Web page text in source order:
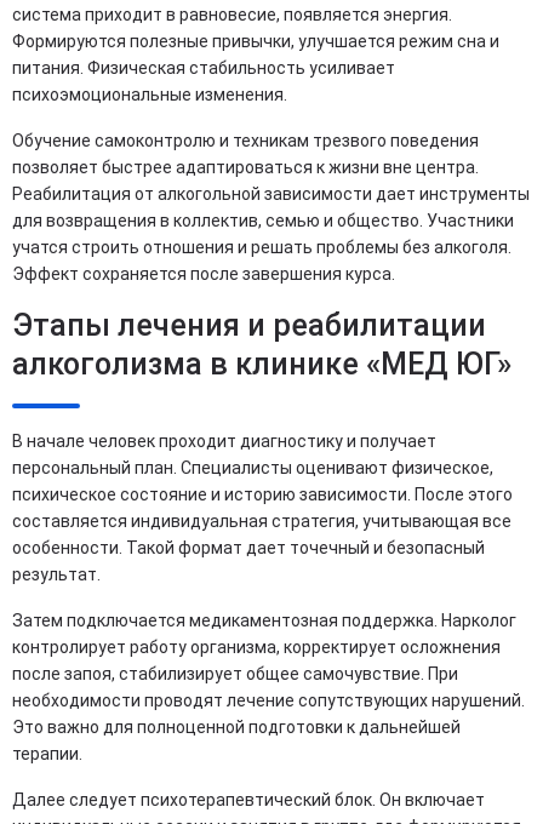
система приходит в равновесие, появляется энергия.
Формируются полезные привычки, улучшается режим сна и
питания. Физическая стабильность усиливает
психоэмоциональные изменения.
Обучение самоконтролю и техникам трезвого поведения
позволяет быстрее адаптироваться к жизни вне центра.
Реабилитация от алкогольной зависимости дает инструменты
для возвращения в коллектив, семью и общество. Участники
учатся строить отношения и решать проблемы без алкоголя.
Эффект сохраняется после завершения курса.
Этапы лечения и реабилитации
алкоголизма в клинике «МЕД ЮГ»
В начале человек проходит диагностику и получает
персональный план. Специалисты оценивают физическое,
психическое состояние и историю зависимости. После этого
составляется индивидуальная стратегия, учитывающая все
особенности. Такой формат дает точечный и безопасный
результат.
Затем подключается медикаментозная поддержка. Нарколог
контролирует работу организма, корректирует осложнения
после запоя, стабилизирует общее самочувствие. При
необходимости проводят лечение сопутствующих нарушений.
Это важно для полноценной подготовки к дальнейшей
терапии.
Далее следует психотерапевтический блок. Он включает